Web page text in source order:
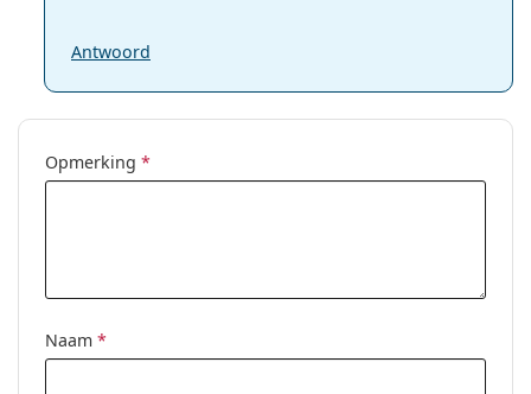
Antwoord
Opmerking *
Naam *